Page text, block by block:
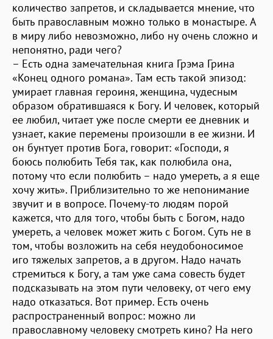
количество запретов, и складывается мнение, что
быть православным можно только в монастыре. А
в миру либо невозможно, либо ну очень сложно и
непонятно, ради чего?
– Есть одна замечательная книга Грэма Грина
«Конец одного романа». Там есть такой эпизод:
умирает главная героиня, женщина, чудесным
образом обратившаяся к Богу. И человек, который
ее любил, читает уже после смерти ее дневник и
узнает, какие перемены произошли в ее жизни. И
он бунтует против Бога, говорит: «Господи, я
боюсь полюбить Тебя так, как полюбила она,
потому что если полюбить – надо умереть, а я еще
хочу жить». Приблизительно то же непонимание
звучит и в вопросе. Почему-то людям порой
кажется, что для того, чтобы быть с Богом, надо
умереть, а человек может жить с Богом. Суть не в
том, чтобы возложить на себя неудобоносимое
иго тяжелых запретов, а в другом. Надо начать
стремиться к Богу, а там уже сама совесть будет
подсказывать на этом пути человеку, от чего ему
надо отказаться. Вот пример. Есть очень
распространенный вопрос: можно ли
православному человеку смотреть кино? На него